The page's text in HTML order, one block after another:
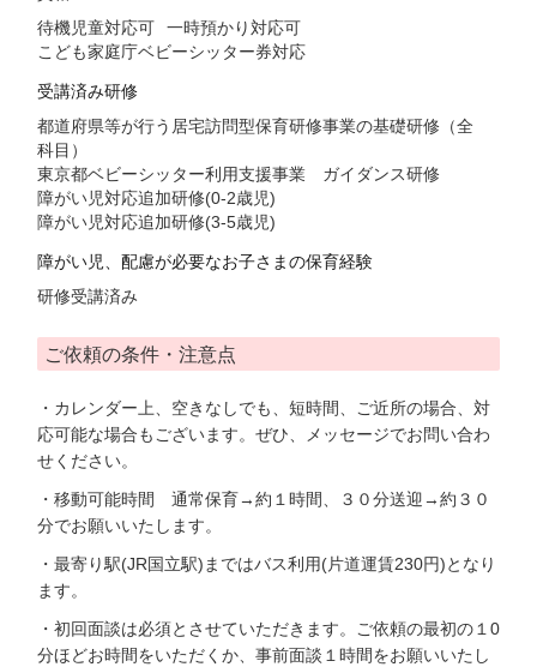
待機児童対応可
一時預かり対応可
こども家庭庁ベビーシッター券対応
受講済み研修
都道府県等が行う居宅訪問型保育研修事業の基礎研修（全
科目）
東京都ベビーシッター利用支援事業 ガイダンス研修
障がい児対応追加研修(0-2歳児)
障がい児対応追加研修(3-5歳児)
障がい児、配慮が必要なお子さまの保育経験
研修受講済み
ご依頼の条件・注意点
・カレンダー上、空きなしでも、短時間、ご近所の場合、対
応可能な場合もございます。ぜひ、メッセージでお問い合わ
せください。
・移動可能時間 通常保育→約１時間、３０分送迎→約３０
分でお願いいたします。
・最寄り駅(JR国立駅)まではバス利用(片道運賃230円)となり
ます。
・初回面談は必須とさせていただきます。ご依頼の最初の１0
分ほどお時間をいただくか、事前面談１時間をお願いいたし